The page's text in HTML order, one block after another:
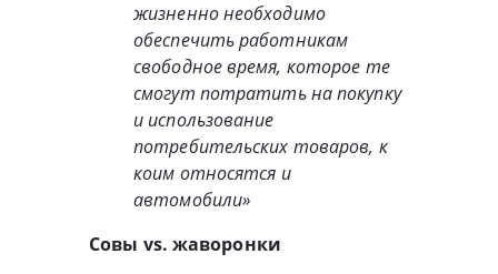
жизненно необходимо
обеспечить работникам
свободное время, которое те
смогут потратить на покупку
и использование
потребительских товаров, к
коим относятся и
автомобили»
Совы vs. жаворонки